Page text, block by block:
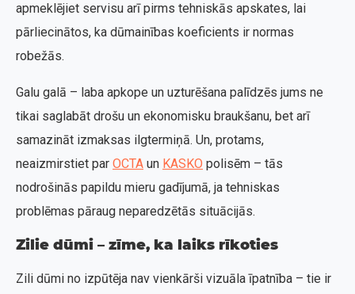
apmeklējiet servisu arī pirms tehniskās apskates, lai
pārliecinātos, ka dūmainības koeficients ir normas
robežās.
Galu galā – laba apkope un uzturēšana palīdzēs jums ne
tikai saglabāt drošu un ekonomisku braukšanu, bet arī
samazināt izmaksas ilgtermiņā. Un, protams,
neaizmirstiet par OCTA un KASKO polisēm – tās
nodrošinās papildu mieru gadījumā, ja tehniskas
problēmas pāraug neparedzētās situācijās.
Zilie dūmi – zīme, ka laiks rīkoties
Zili dūmi no izpūtēja nav vienkārši vizuāla īpatnība – tie ir